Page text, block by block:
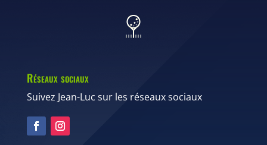
Réseaux sociaux
Suivez Jean-Luc sur les réseaux sociaux